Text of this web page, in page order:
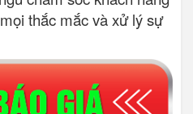
thắc mắc và xử lý sự